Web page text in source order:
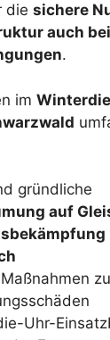
die sichere
auch
.
im
gründliche
auf
Uhr-